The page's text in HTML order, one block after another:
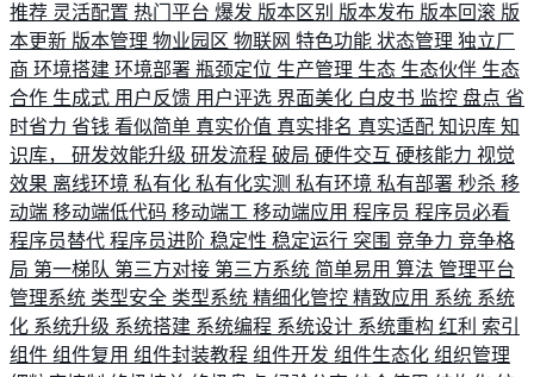
推荐 灵活配置 热门平台 爆发 版本区别 版本发布 版本回滚 版
本更新 版本管理 物业园区 物联网 特色功能 状态管理 独立厂
商 环境搭建 环境部署 瓶颈定位 生产管理 生态 生态伙伴 生态
合作 生成式 用户反馈 用户评选 界面美化 白皮书 监控 盘点 省
时省力 省钱 看似简单 真实价值 真实排名 真实适配 知识库 知
识库， 研发效能升级 研发流程 破局 硬件交互 硬核能力 视觉
效果 离线环境 私有化 私有化实测 私有环境 私有部署 秒杀 移
动端 移动端低代码 移动端工 移动端应用 程序员 程序员必看
程序员替代 程序员进阶 稳定性 稳定运行 突围 竞争力 竞争格
局 第一梯队 第三方对接 第三方系统 简单易用 算法 管理平台
管理系统 类型安全 类型系统 精细化管控 精致应用 系统 系统
化 系统升级 系统搭建 系统编程 系统设计 系统重构 红利 索引
组件 组件复用 组件封装教程 组件开发 组件生态化 组织管理